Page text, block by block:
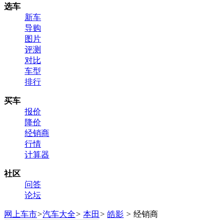
选车
新车
导购
图片
评测
对比
车型
排行
买车
报价
降价
经销商
行情
计算器
社区
问答
论坛
网上车市>汽车大全> 本田 > 皓影 > 经销商